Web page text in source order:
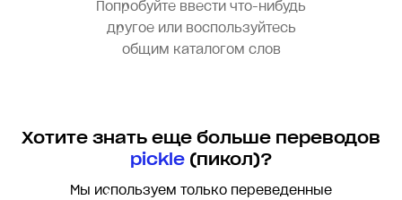
Попробуйте ввести что-нибудь
другое или воспользуйтесь
общим каталогом слов
Хотите знать еще больше переводов
pickle(пикол)?
Мы используем только переведенные